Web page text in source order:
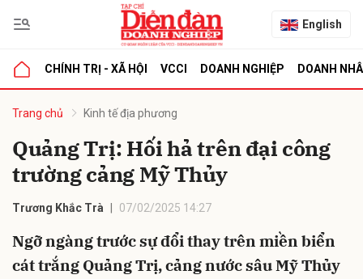
English
CHÍNH TRỊ - XÃ HỘI VCCI DOANH NGHIỆP DOANH
Trang chủ Kinh tế địa phương
Quảng Trị: Hối hả trên đại công
trường cảng Mỹ Thủy
Trương Khắc Trà 07/02/2025 14:27
Ngỡ ngàng trước sự đổi thay trên miền biển
cát trắng Quảng Trị, cảng nước sâu Mỹ Thủy
luận
Hủy